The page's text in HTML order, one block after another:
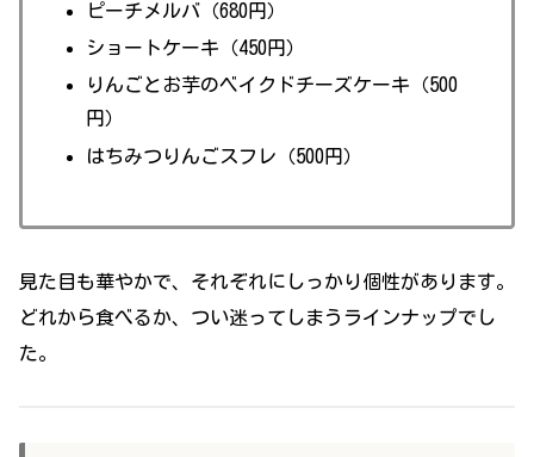
ピーチメルバ（680円）
ショートケーキ（450円）
りんごとお芋のベイクドチーズケーキ（500
円）
はちみつりんごスフレ（500円）
見た目も華やかで、それぞれにしっかり個性があります。
どれから食べるか、つい迷ってしまうラインナップでし
た。